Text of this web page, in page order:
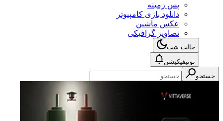
پس زمینه
دانلود بازی کامپیوتر
عکس ماشین
تصاویر گرافیکی
حالت شب
نوتیفیکیشن
جستجو